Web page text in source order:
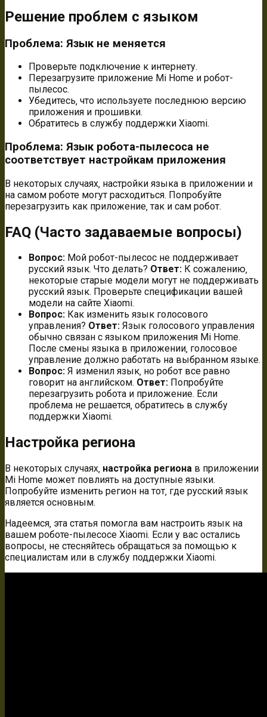
Решение проблем с языком
Проблема: Язык не меняется
Проверьте подключение к интернету.
Перезагрузите приложение Mi Home и робот-
пылесос.
Убедитесь‚ что используете последнюю версию
приложения и прошивки.
Обратитесь в службу поддержки Xiaomi.
Проблема: Язык робота-пылесоса не
соответствует настройкам приложения
В некоторых случаях‚ настройки языка в приложении и
на самом роботе могут расходиться. Попробуйте
перезагрузить как приложение‚ так и сам робот.
FAQ (Часто задаваемые вопросы)
Вопрос: Мой робот-пылесос не поддерживает
русский язык. Что делать? Ответ: К сожалению‚
некоторые старые модели могут не поддерживать
русский язык. Проверьте спецификации вашей
модели на сайте Xiaomi.
Вопрос: Как изменить язык голосового
управления? Ответ: Язык голосового управления
обычно связан с языком приложения Mi Home.
После смены языка в приложении‚ голосовое
управление должно работать на выбранном языке.
Вопрос: Я изменил язык‚ но робот все равно
говорит на английском. Ответ: Попробуйте
перезагрузить робота и приложение. Если
проблема не решается‚ обратитесь в службу
поддержки Xiaomi.
Настройка региона
В некоторых случаях‚ настройка региона в приложении
Mi Home может повлиять на доступные языки.
Попробуйте изменить регион на тот‚ где русский язык
является основным.
Надеемся‚ эта статья помогла вам настроить язык на
вашем роботе-пылесосе Xiaomi. Если у вас остались
вопросы‚ не стесняйтесь обращаться за помощью к
специалистам или в службу поддержки Xiaomi.